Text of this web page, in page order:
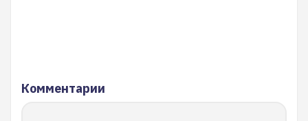
Комментарии